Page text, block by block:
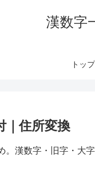
漢数字
トッ
｜住所変換
漢数字・旧字・大字